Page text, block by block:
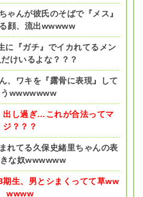
ゃんが彼氏のそばで『メス』
顔、流出wwwww
に『ガチ』でイカれてるメン
けいるよな？？？
、ワキを『露骨に表現』して
うwwwwwww
出し過ぎ…これが合法ってマ
ジ？？？
れてる久保史緒里ちゃんの表
な奴wwwwww
期生、男とシまくってて草ww
wwww